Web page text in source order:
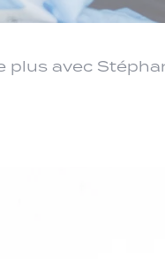
plus avec